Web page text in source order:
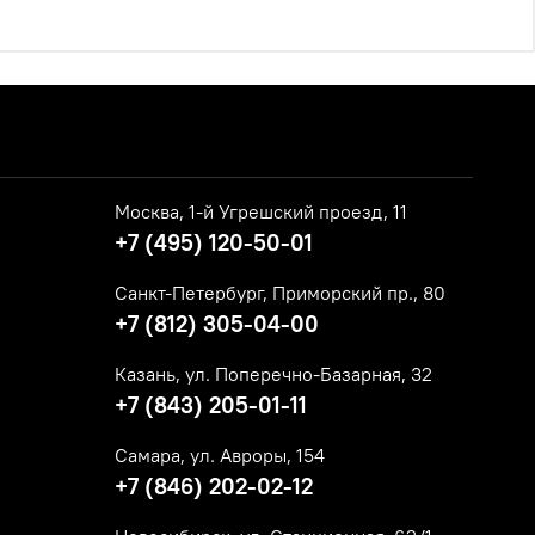
Москва, 1-й Угрешский проезд, 11
+7 (495) 120-50-01
Санкт-Петербург, Приморский пр., 80
+7 (812) 305-04-00
Казань, ул. Поперечно-Базарная, 32
+7 (843) 205-01-11
Самара, ул. Авроры, 154
+7 (846) 202-02-12